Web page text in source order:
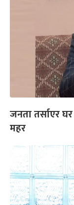
जनता तर्साएर
महर